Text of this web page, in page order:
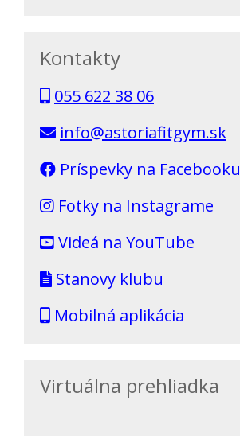
Kontakty
055 622 38 06
info@astoriafitgym.sk
Príspevky na Facebooku
Fotky na Instagrame
Videá na YouTube
Stanovy klubu
Mobilná aplikácia
Virtuálna prehliadka